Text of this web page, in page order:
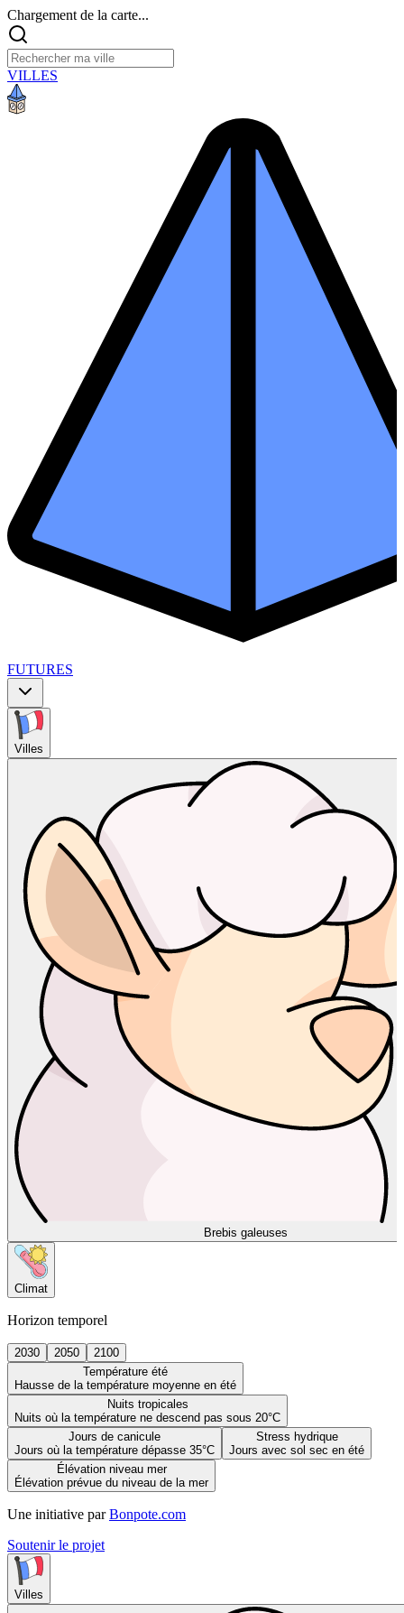
Chargement de la carte...
VILLES
FUTURES
Villes
Brebis galeuses
Climat
Horizon temporel
2030 2050
2100
Température été
Hausse de la température moyenne en été
Nuits tropicales
Nuits où la température ne descend pas sous 20°C
Jours de canicule
Jours où la température dépasse 35°C
Stress hydrique
Jours avec sol sec en été
Élévation niveau mer
Élévation prévue du niveau de la mer
Une initiative par Bonpote.com
Soutenir le projet
Villes